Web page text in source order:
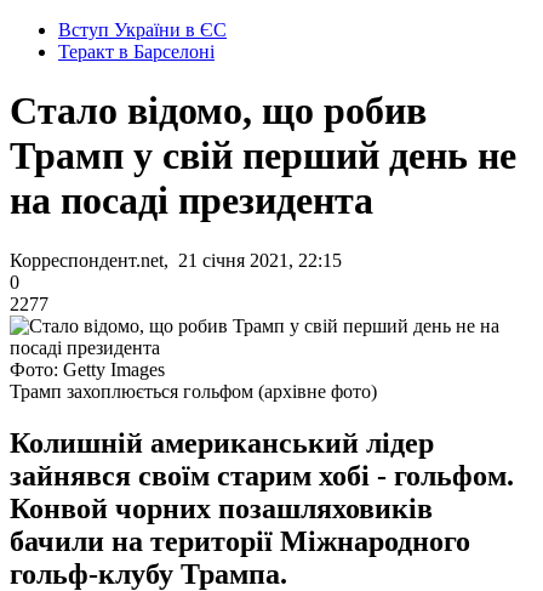
Вступ України в ЄС
Теракт в Барселоні
Стало відомо, що робив
Трамп у свій перший день не
на посаді президента
Корреспондент.net, 21 січня 2021, 22:15
0
2277
Фото: Getty Images
Трамп захоплюється гольфом (архівне фото)
Колишній американський лідер
зайнявся своїм старим хобі - гольфом.
Конвой чорних позашляховиків
бачили на території Міжнародного
гольф-клубу Трампа.